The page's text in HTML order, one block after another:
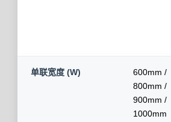
单联宽度 (W)
600mm /
800mm /
900mm /
1000mm